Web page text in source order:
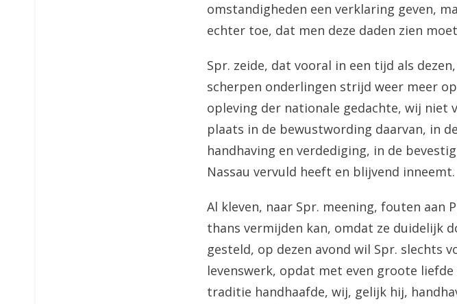
omstandigheden een verklaring geven,
echter toe, dat men deze daden zien
Spr. zeide, dat vooral in een tijd als
scherpen onderlingen strijd weer meer
opleving der nationale gedachte, wij niet
plaats in de bewustwording daarvan, in
handhaving en verdediging, in de
Nassau vervuld heeft en blijvend inneemt.
Al kleven, naar Spr. meening, fouten aan
thans vermijden kan, omdat ze duidelijk
gesteld, op dezen avond wil Spr. slechts
levenswerk, opdat met even groote
traditie handhaafde, wij, gelijk hij,